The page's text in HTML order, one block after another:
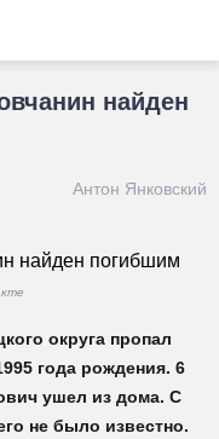
найден
Антон Янковский
округа пропал
года рождения. 6
ушел из дома. С
не было известно.